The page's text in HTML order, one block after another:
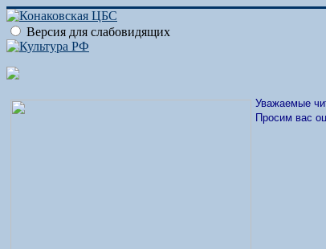
Версия для слабовидящих
Уважаемые
Просим вас